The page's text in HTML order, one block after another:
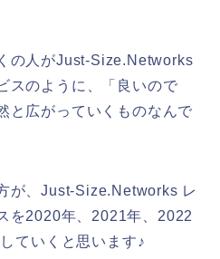
の人がJust-Size.Networks
スのように、「良いので
と広がっていくものなんで
が、Just-Size.Networks レ
を2020年、2021年、2022
ていくと思います♪